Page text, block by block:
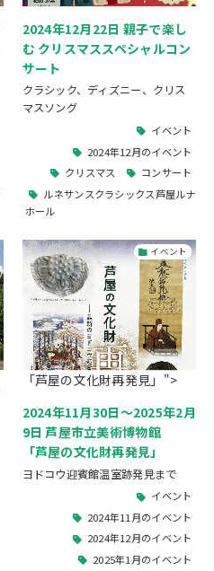
2024年12月22日 親子で楽し
む クリスマススペシャルコン
サート
クラシック、ディズニー、クリス
マスソング
イベント
2024年12月のイベント
クリスマス
コンサート
ルネサンスクラシックス芦屋ルナ
ホール
イベント
「芦屋の文化財再発見」">
2024年11月30日～2025年2月
9日 芦屋市立美術博物館
「芦屋の文化財再発見」
ヨドコウ迎賓館温室跡発見まで
イベント
2024年11月のイベント
2024年12月のイベント
2025年1月のイベント